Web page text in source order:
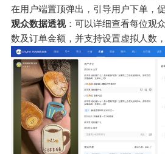
在用户端置顶弹出，引导用户下单，促
观众数据透视：可以详细查看每位观
数及订单金额，并支持设置虚拟人数，